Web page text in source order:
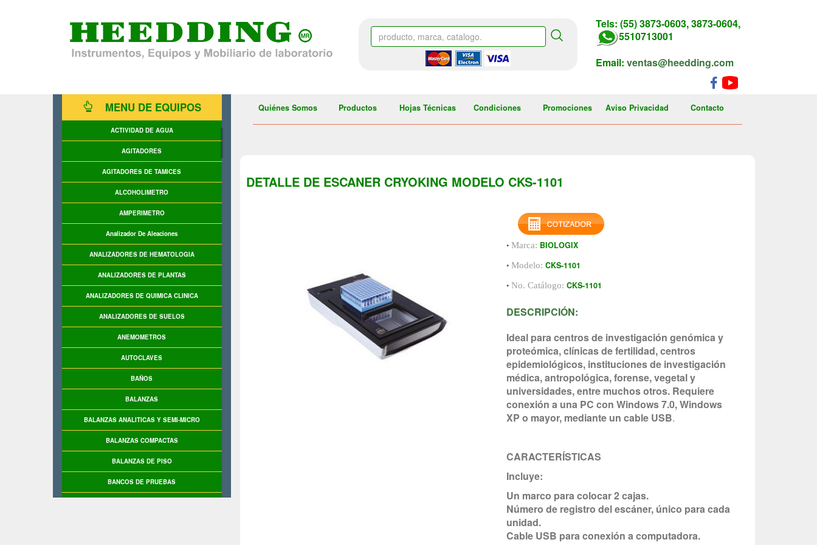
Tels: (55) 3873-0603, 3873-0604,
5510713001
Email: ventas@heedding.com
MENU DE EQUIPOS
ACTIVIDAD DE AGUA
AGITADORES
AGITADORES DE TAMICES
ALCOHOLIMETRO
AMPERIMETRO
Analizador De Aleaciones
ANALIZADORES DE HEMATOLOGIA
ANALIZADORES DE PLANTAS
ANALIZADORES DE QUIMICA CLINICA
ANALIZADORES DE SUELOS
ANEMOMETROS
AUTOCLAVES
BAÑOS
BALANZAS
BALANZAS ANALITICAS Y SEMI-MICRO
BALANZAS COMPACTAS
BALANZAS DE PISO
BANCOS DE PRUEBAS
Quiénes Somos Productos Hojas Técnicas Condiciones Promociones Aviso Privacidad Contacto
DETALLE DE ESCANER CRYOKING MODELO CKS-1101
•Marca: BIOLOGIX
•Modelo:CKS-1101
•No. Catálogo:CKS-1101
DESCRIPCIÓN:
Ideal para centros de investigación genómica y
proteómica, clínicas de fertilidad, centros
epidemiológicos, instituciones de investigación
médica, antropológica, forense, vegetal y
universidades, entre muchos otros. Requiere
conexión a una PC con Windows 7.0, Windows
XP o mayor, mediante un cable USB.
CARACTERÍSTICAS
Incluye:
Un marco para colocar 2 cajas.
Número de registro del escáner, único para cada
unidad.
Cable USB para conexión a computadora.